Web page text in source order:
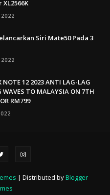
2022
Siri Mate50 Pada 3
2022
NOTE 12 2023 ANTI LAG-LAG
WAVES TO MALAYSIA ON 7TH
RM799
| Distributed byBlogger